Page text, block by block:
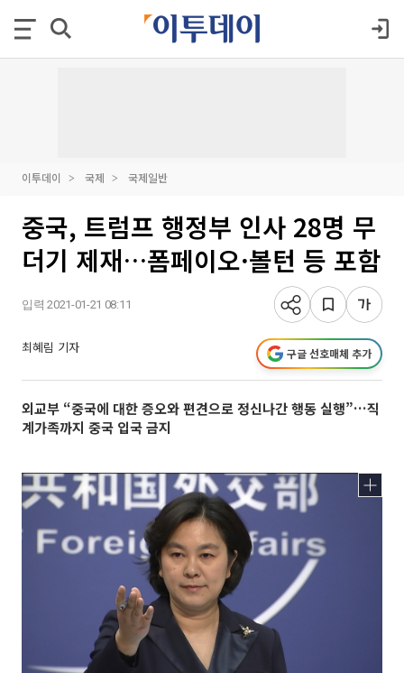
이투데이 국제 국제일반
중국, 트럼프 행정부 인사 28명 무
더기 제재…폼페이오·볼턴 등 포함
입력 2021-01-21 08:11
최혜림 기자 구글 선호매체 추가
외교부 “중국에 대한 증오와 편견으로 정신나간 행동 실행”…직
계가족까지 중국 입국 금지